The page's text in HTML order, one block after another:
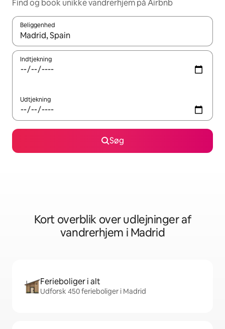
Find og book unikke vandrerhjem på Airbnb
Beliggenhed
Når resultaterne er tilgængelige, skal du navigere med
Indtjekning
Udtjekning
Søg
Kort overblik over udlejninger af
vandrerhjem i Madrid
Ferieboliger i alt
Udforsk 450 ferieboliger i Madrid